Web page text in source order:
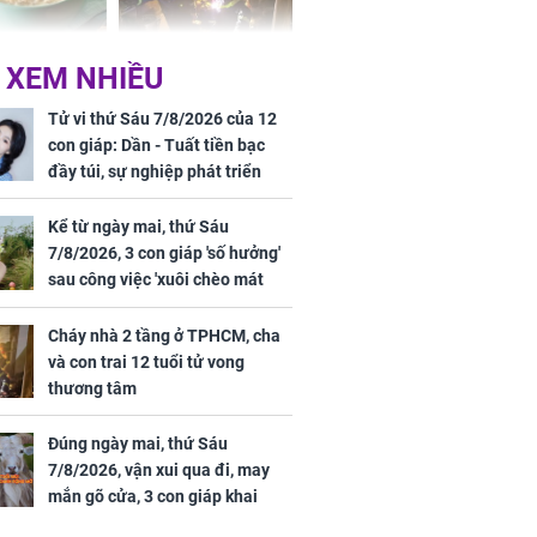
khỏe và
đúng
bình dân
Cháy nhà 2 tầng ở
TPHCM, cha và con
trai 12 tuổi tử vong
thương tâm
nam diễn
khi than
NHIỀU
Tử vi thứ Sáu 7/8/2026 của 12
con giáp: Dần - Tuất tiền bạc
đầy túi, sự nghiệp phát triển
hưng thịnh, Mão - Thân tài lộc
ảm đạm, mọi sự khó thành công
mỹ mãn
Kể từ ngày mai, thứ Sáu
7/8/2026, 3 con giáp 'số hưởng'
sau công việc 'xuôi chèo mát
mái', tiền tài 'thu về như nước',
tình duyên viên mãn
Cháy nhà 2 tầng ở TPHCM, cha
và con trai 12 tuổi tử vong
thương tâm
Đúng ngày mai, thứ Sáu
7/8/2026, vận xui qua đi, may
mắn gõ cửa, 3 con giáp khai